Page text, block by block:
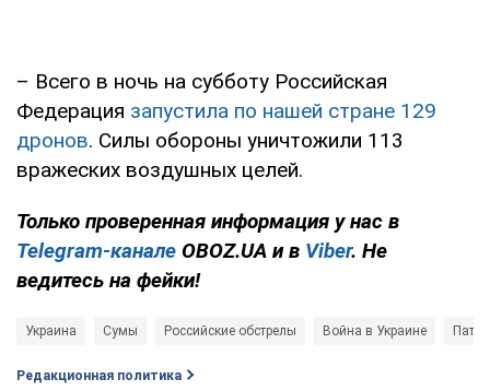
– Всего в ночь на субботу Российская
Федерация запустила по нашей стране 129
дронов. Силы обороны уничтожили 113
вражеских воздушных целей.
Только проверенная информация у нас в
Telegram-канале OBOZ.UA и в Viber. Не
ведитесь на фейки!
Украина Сумы Российские обстрелы Война в Украине
Редакционная политика